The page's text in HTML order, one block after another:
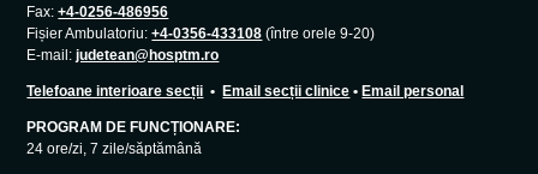
Fax:+4-0256-486956
Fișier Ambulatoriu:+4-0356-433108 (între orele 9-20)
E-mail:judetean@hosptm.ro
Telefoane interioare secții •Email secții clinice •Email personal
PROGRAM DE FUNCȚIONARE:
24 ore/zi, 7 zile/săptămână